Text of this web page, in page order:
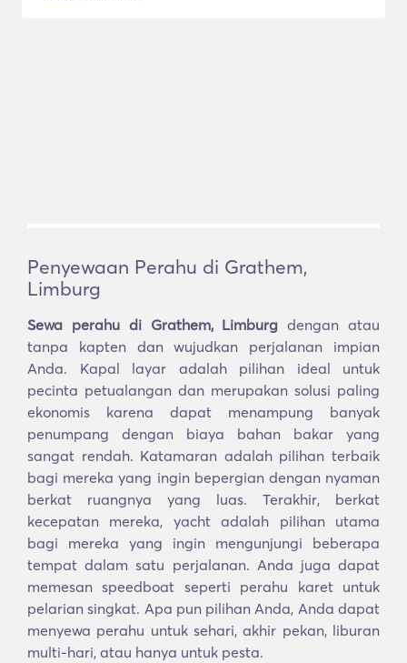
Penyewaan Perahu di Grathem,
Limburg
Sewa perahu di Grathem, Limburg dengan atau
tanpa kapten dan wujudkan perjalanan impian
Anda. Kapal layar adalah pilihan ideal untuk
pecinta petualangan dan merupakan solusi paling
ekonomis karena dapat menampung banyak
penumpang dengan biaya bahan bakar yang
sangat rendah. Katamaran adalah pilihan terbaik
bagi mereka yang ingin bepergian dengan nyaman
berkat ruangnya yang luas. Terakhir, berkat
kecepatan mereka, yacht adalah pilihan utama
bagi mereka yang ingin mengunjungi beberapa
tempat dalam satu perjalanan. Anda juga dapat
memesan speedboat seperti perahu karet untuk
pelarian singkat. Apa pun pilihan Anda, Anda dapat
menyewa perahu untuk sehari, akhir pekan, liburan
multi-hari, atau hanya untuk pesta.